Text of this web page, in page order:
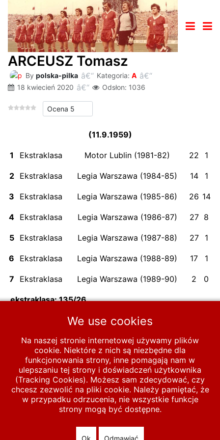
ARCEUSZ Tomasz
By polska-pilka Kategoria: A
18 kwiecień 2020
Odsłon: 1036
Proszę, oceń
(11.9.1959)
1 Ekstraklasa Motor Lublin (1981-82) 22 1
2 Ekstraklasa Legia Warszawa (1984-85) 14 1
3 Ekstraklasa Legia Warszawa (1985-86) 26 14
4 Ekstraklasa Legia Warszawa (1986-87) 27 8
5 Ekstraklasa Legia Warszawa (1987-88) 27 1
6 Ekstraklasa Legia Warszawa (1988-89) 17 1
7 Ekstraklasa Legia Warszawa (1989-90) 2 0
ekstraklasa: 135/26
Poprzednia strona: ARENDT Karol
Poprzednia Następna
Następna
Start PIŁKA LIGOWA
Baza zawodników
Zawodnicy A-D
A ARCEUSZ Tomasz
© 2026 polska-pilka.pl|Tanie strony internetowe
We use cookies
Na naszej stronie internetowej używamy plików
cookie. Niektóre z nich są niezbędne dla
funkcjonowania strony, inne pomagają nam w
ulepszaniu tej strony i doświadczeń użytkownika
(Tracking Cookies). Możesz sam zdecydować, czy
chcesz zezwolić na pliki cookie. Należy pamiętać, że
w przypadku odrzucenia, nie wszystkie funkcje
strony mogą być dostępne.
Ok Odmawiać